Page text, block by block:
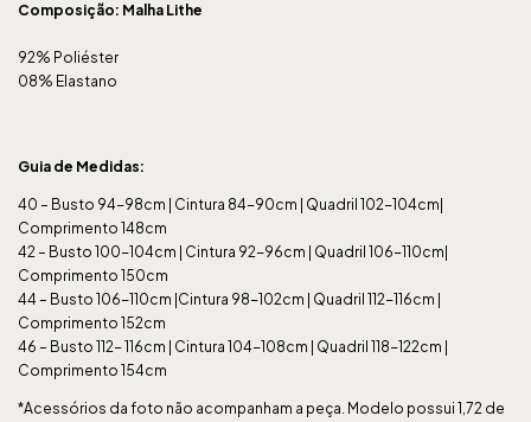
Composição: Malha Lithe
92% Poliéster
08% Elastano
Guia de Medidas:
40 – Busto 94-98cm | Cintura 84-90cm | Quadril 102-104cm|
Comprimento 148cm
42 – Busto 100-104cm | Cintura 92-96cm | Quadril 106-110cm|
Comprimento 150cm
44 – Busto 106-110cm |Cintura 98-102cm | Quadril 112-116cm |
Comprimento 152cm
46 – Busto 112- 116cm | Cintura 104-108cm | Quadril 118-122cm |
Comprimento 154cm
*Acessórios da foto não acompanham a peça. Modelo possui 1,72 de